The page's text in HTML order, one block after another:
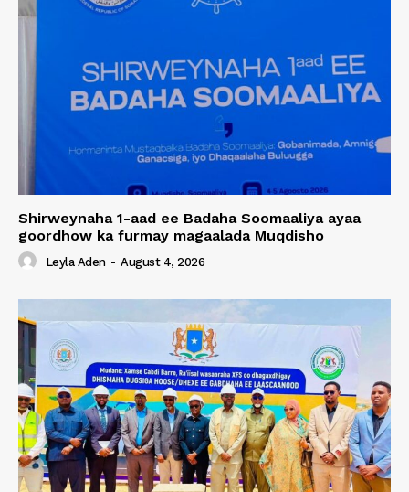
Shirweynaha 1-aad ee Badaha Soomaaliya ayaa
goordhow ka furmay magaalada Muqdisho
Leyla Aden - August 4, 2026